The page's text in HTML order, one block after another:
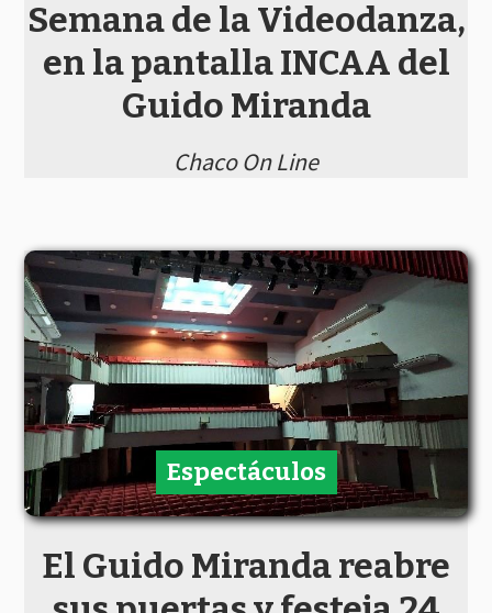
Semana de la Videodanza,
en la pantalla INCAA del
Guido Miranda
Chaco On Line
El Guido Miranda reabre
Espectáculos